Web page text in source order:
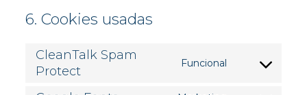
6. Cookies usadas
CleanTalk Spam
Protect
Funcional
Consent